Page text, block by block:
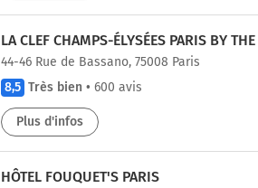
LA CLEF CHAMPS-ÉLYSÉES PARIS BY
44-46 Rue de Bassano, 75008 Paris
8,5 Très bien • 600 avis
Plus d'infos
HÔTEL FOUQUET'S PARIS